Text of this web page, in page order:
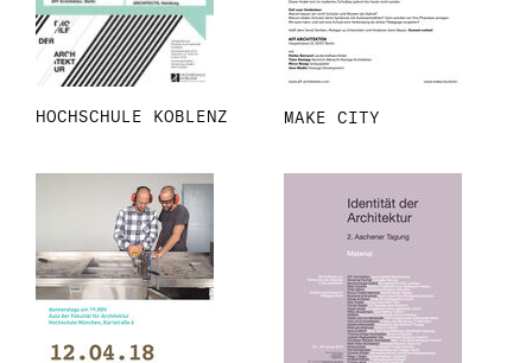
HOCHSCHULE KOBLENZ MAKE CITY